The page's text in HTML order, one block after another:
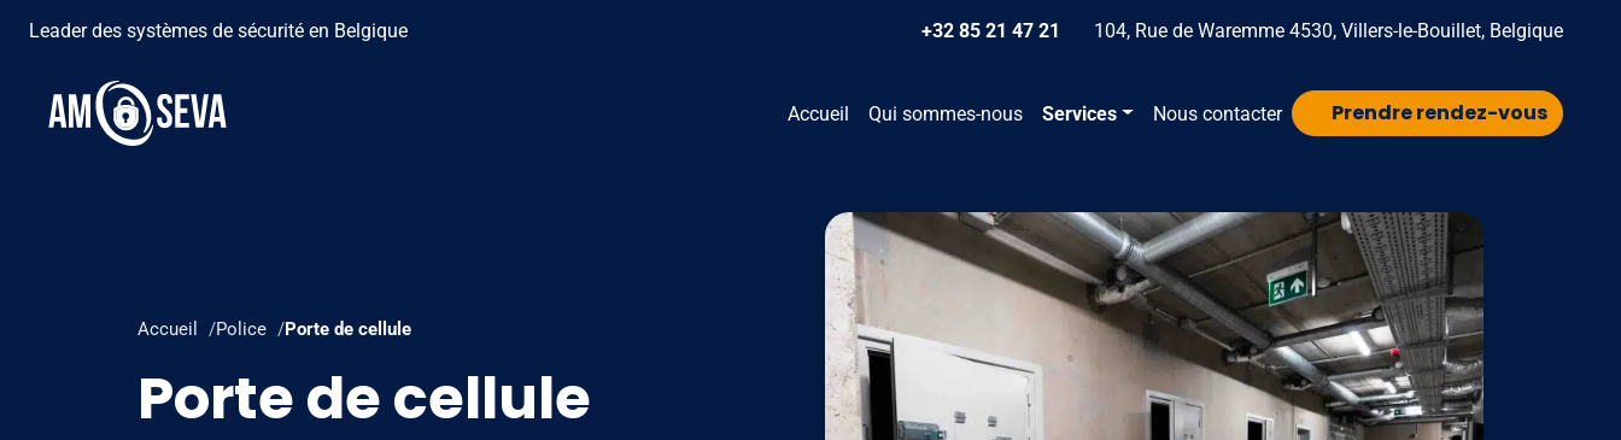
Leader des systèmes de sécurité en Belgique +32 85 21 47 21 104, Rue de Waremme 4530, Villers-le-Bouillet, Belgique
Accueil Qui sommes-nous Services Nous contacter Prendre rendez-vous
Accueil Police Porte de cellule
Porte de cellule